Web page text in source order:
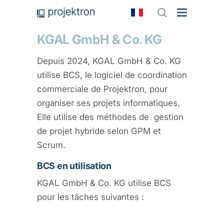
KGAL GmbH & Co. KG
Depuis 2024, KGAL GmbH & Co. KG
utilise BCS, le logiciel de coordination
commerciale de Projektron, pour
organiser ses projets informatiques.
Elle utilise des méthodes de gestion
de projet hybride selon GPM et
Scrum.
BCS en utilisation
KGAL GmbH & Co. KG utilise BCS
pour les tâches suivantes :